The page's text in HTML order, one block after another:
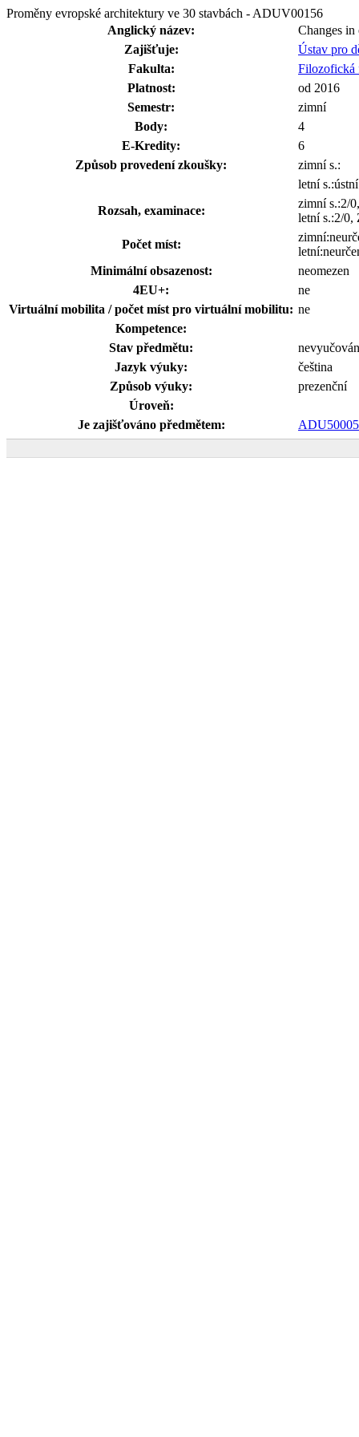
Proměny evropské architektury ve 30 stavbách - ADUV00156
Anglický název:
Changes in
Zajišťuje:
Ústav pro
Fakulta:
Filozofická
Platnost:
od 2016
Semestr:
zimní
Body:
4
E-Kredity:
6
Způsob provedení zkoušky:
zimní s.:
letní s.:ústní
Rozsah, examinace:
zimní s.:2/
letní s.:2/
Počet míst:
Minimální obsazenost:
neomezen
4EU+:
ne
Virtuální mobilita / počet míst pro virtuální mobilitu: ne
Kompetence:
Stav předmětu:
nevyučován
Jazyk výuky:
čeština
Způsob výuky:
prezenční
Úroveň:
Je zajišťováno předmětem: